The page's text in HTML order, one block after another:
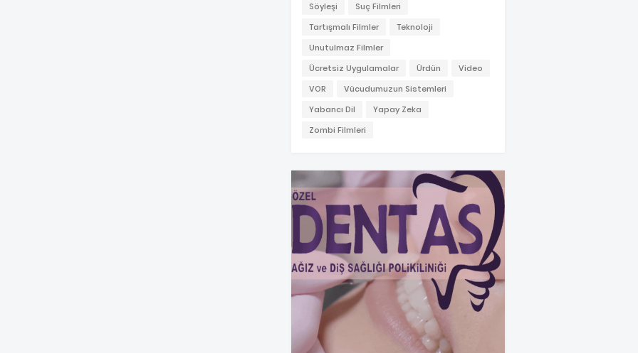
Söyleşi
Suç Filmleri
Tartışmalı Filmler
Teknoloji
Unutulmaz Filmler
Ücretsiz Uygulamalar
Ürdün
Video
VOR
Vücudumuzun Sistemleri
Yabancı Dil
Yapay Zeka
Zombi Filmleri